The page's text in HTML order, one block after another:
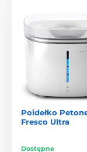
Poidełko
Fresco Ultra
Dostępne